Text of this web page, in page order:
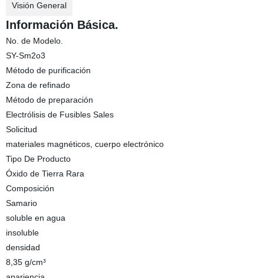
Visión General
Información Básica.
No. de Modelo.
SY-Sm2o3
Método de purificación
Zona de refinado
Método de preparación
Electrólisis de Fusibles Sales
Solicitud
materiales magnéticos, cuerpo electrónico
Tipo De Producto
Óxido de Tierra Rara
Composición
Samario
soluble en agua
insoluble
densidad
8,35 g/cm³